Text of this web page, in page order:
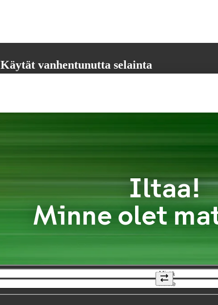
Käytät vanhentunutta selainta
Iltaa!
Minne olet
Mistä
Minne